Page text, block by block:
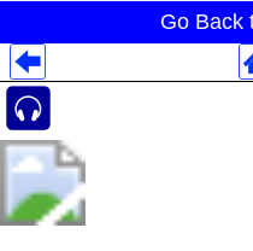
Go Back
Despliegues
Despliegues Totales
Despliegues por